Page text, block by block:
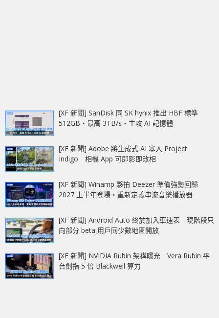
[XF 新聞] SanDisk 同 SK hynix 推出 HBF 標準
512GB‧最高 3TB/s‧主攻 AI 記憶體
[XF 新聞] Adobe 將生成式 AI 塞入 Project
Indigo 相機 App 可即影即改相
[XF 新聞] Winamp 夥拍 Deezer 準備強勢回歸
2027 上半年登場‧重新定義串流音樂播放器
[XF 新聞] Android Auto 終於加入車速表 現階段只
向部分 beta 用戶同少數地區開放
[XF 新聞] NVIDIA Rubin 架構曝光 Vera Rubin 平
台劍指 5 倍 Blackwell 算力